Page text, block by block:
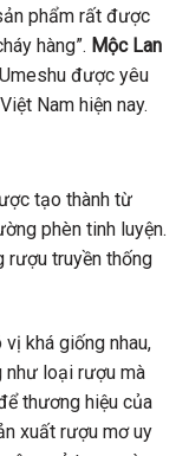
phẩm rất được
hàng”. Mộc Lan
được yêu
Nam hiện nay.
tạo thành từ
phèn tinh luyện.
rượu truyền thống
khá giống nhau,
như loại rượu mà
thương hiệu của
xuất rượu mơ uy